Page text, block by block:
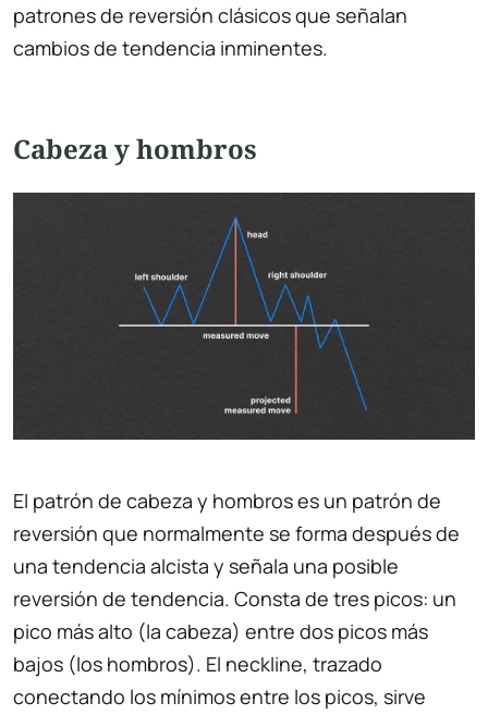
patrones de reversión clásicos que señalan
cambios de tendencia inminentes.
Cabeza y hombros
El patrón de cabeza y hombros es un patrón de
reversión que normalmente se forma después de
una tendencia alcista y señala una posible
reversión de tendencia. Consta de tres picos: un
pico más alto (la cabeza) entre dos picos más
bajos (los hombros). El neckline, trazado
conectando los mínimos entre los picos, sirve